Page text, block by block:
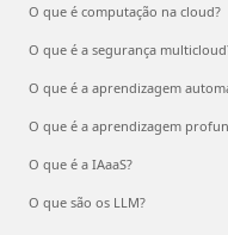
O que é computação na cloud?
O que é a segurança
O que é a aprendizagem
O que é a aprendizagem
O que é a IAaaS?
O que são os LLM?